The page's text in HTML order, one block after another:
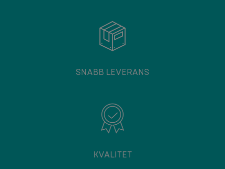
SNABB LEVERANS
KVALITET